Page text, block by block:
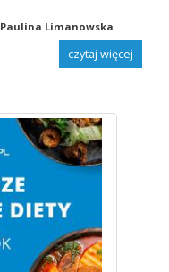
Paulina Limanowska
czytaj więcej